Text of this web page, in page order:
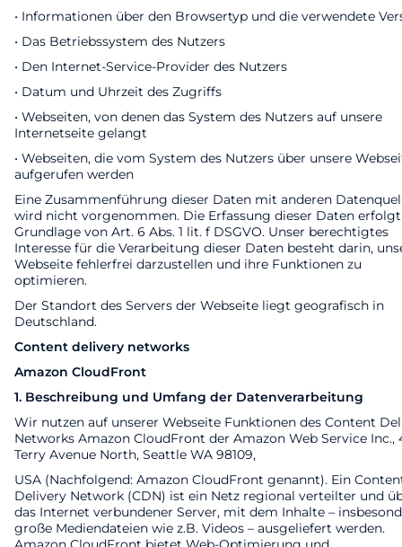
• Informationen über den Browsertyp und die verwendete
• Das Betriebssystem des Nutzers
• Den Internet-Service-Provider des Nutzers
• Datum und Uhrzeit des Zugriffs
• Webseiten, von denen das System des Nutzers auf unsere
Internetseite gelangt
• Webseiten, die vom System des Nutzers über unsere
aufgerufen werden
Eine Zusammenführung dieser Daten mit anderen
wird nicht vorgenommen. Die Erfassung dieser Daten
Grundlage von Art. 6 Abs. 1 lit. f DSGVO. Unser berechtigtes
Interesse für die Verarbeitung dieser Daten besteht darin,
Webseite fehlerfrei darzustellen und ihre Funktionen zu
optimieren.
Der Standort des Servers der Webseite liegt geografisch in
Deutschland.
Content delivery networks
Amazon CloudFront
1. Beschreibung und Umfang der Datenverarbeitung
Wir nutzen auf unserer Webseite Funktionen des Content
Networks Amazon CloudFront der Amazon Web Service Inc.,
Terry Avenue North, Seattle WA 98109,
USA (Nachfolgend: Amazon CloudFront genannt). Ein
Delivery Network (CDN) ist ein Netz regional verteilter und
das Internet verbundener Server, mit dem Inhalte –
große Mediendateien wie z.B. Videos – ausgeliefert werden.